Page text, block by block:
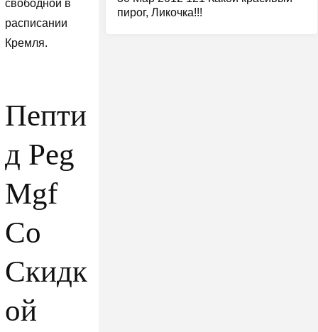
свободной в
расписании
Кремля.
Пепти
д Peg
Mgf
Со
Скидк
ой
пирог, Ликочка!!!